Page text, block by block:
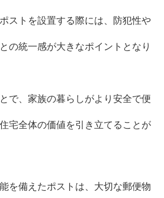
ストを設置する際には、防犯性や
の統一感が大きなポイントとなり
で、家族の暮らしがより安全で便
宅全体の価値を引き立てることが
を備えたポストは、大切な郵便物